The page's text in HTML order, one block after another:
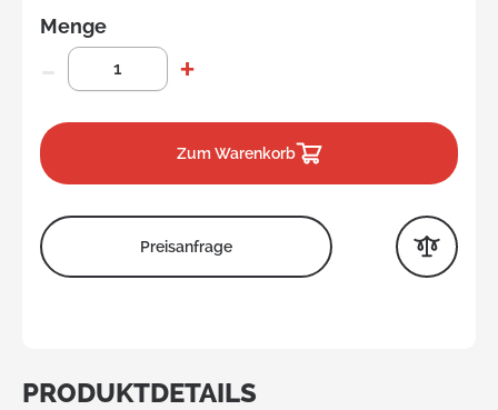
PRODUKTDETAILS
Menge
Zum Warenkorb
Preisanfrage